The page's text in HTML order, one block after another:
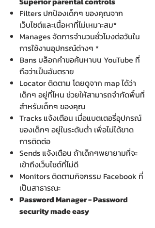
Filters ปกป้องเด็กๆ ของคุณจาก
เว็บไซต์และเนื้อหาที่ไม่เหมาะสม*
Manages จัดการจํานวนชั่วโมงต่อวันใน
การใช้งานอุปกรณ์ต่างๆ *
Bans บล็อกคําขอค้นหาบน YouTube ที่
ถือว่าเป็นอันตราย
Locator ติดตาม โดยดูจาก map ได้ว่า
เด็กๆ อยู่ที่ไหน ช่วยให้สามารถจำกัดพื้นที่
สำหรับเด็กๆ ของคุณ
Tracks แจ้งเตือน เมื่อแบตเตอรี่อุปกรณ์
ของเด็กๆ อยู่ในระดับต่ำ เพื่อไม่ได้ขาด
การติดต่อ
Sends แจ้งเตือน ถ้าเด็กๆพยายามที่จะ
เข้าถึงเว็บไซต์ที่ไม่ดี
Monitors ติดตามกิจกรรม Facebook ที่
เป็นสาธารณะ
Password Manager - Password
security made easy